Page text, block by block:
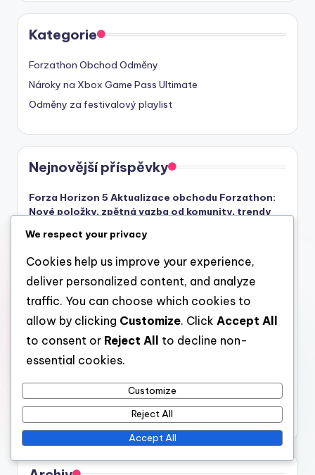
Kategorie
Forzathon Obchod Odměny
Nároky na Xbox Game Pass Ultimate
Odměny za festivalový playlist
Nejnovější příspěvky
Forza Horizon 5 Aktualizace obchodu Forzathon:
Nové položky, zpětná vazba od komunity, trendy
Forza Horizon 5 Xbox Game Pass Čas na uplatnění:
Forza Horizon 5 Xbox Game Pass kosmetika:
Možnosti přizpůsobení, Metody odemykání,
Sezónní témata
Mechanika obchodu Forzathon ve hře Forza
Horizon 5: Jak funguje, distribuce odměn, zapojení
hráčů
Analýza odměn Forza Horizon 5 na Xbox Game
Pass: Nejlepší odměny, zpětná vazba od komunity,
We respect your privacy
Cookies help us improve your experience,
deliver personalized content, and analyze
traffic. You can choose which cookies to
allow by clicking Customize. Click Accept All
to consent or Reject All
to decline non-
essential cookies.
Customize
Reject All
Accept All